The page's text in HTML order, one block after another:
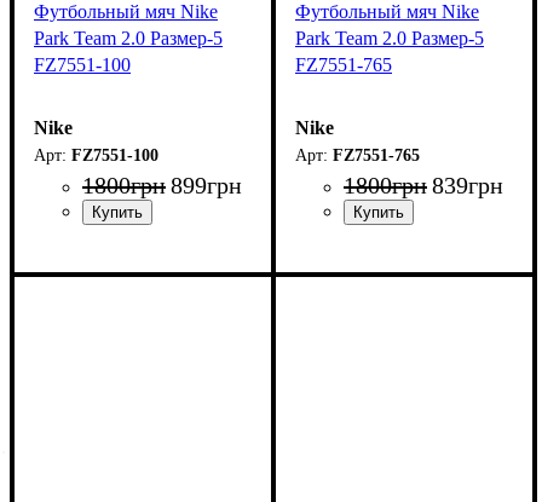
Футбольный мяч Nike
Park Team 2.0 Размер-5
FZ7551-100
Nike
FZ7551-100
1800грн899грн
Футбольный мяч Nike
Park Team 2.0 Размер-5
FZ7551-765
Nike
FZ7551-765
1800грн839грн